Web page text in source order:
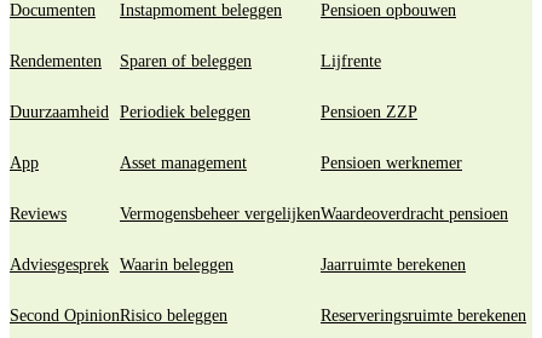
Documenten
Rendementen
Duurzaamheid
App
Reviews
Adviesgesprek
Second Opinion
Instapmoment beleggen
Sparen of beleggen
Periodiek beleggen
Asset management
Vermogensbeheer vergelijken
Waarin beleggen
Risico beleggen
Pensioen opbouwen
Lijfrente
Pensioen ZZP
Pensioen werknemer
Waardeoverdracht pensioen
Jaarruimte berekenen
Reserveringsruimte berekenen